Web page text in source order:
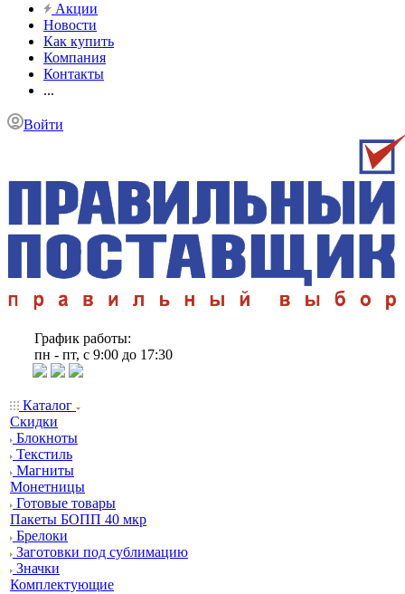
Акции
Новости
Как купить
Компания
Контакты
...
Войти
График работы:
пн - пт, с 9:00 до 17:30
Каталог
Скидки
Блокноты
Текстиль
Магниты
Монетницы
Готовые товары
Пакеты БОПП 40 мкр
Брелоки
Заготовки под сублимацию
Значки
Комплектующие